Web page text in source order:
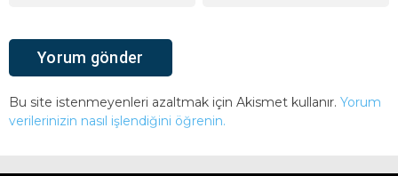
Bu site istenmeyenleri azaltmak için Akismet kullanır. Yorum
verilerinizin nasıl işlendiğini öğrenin.